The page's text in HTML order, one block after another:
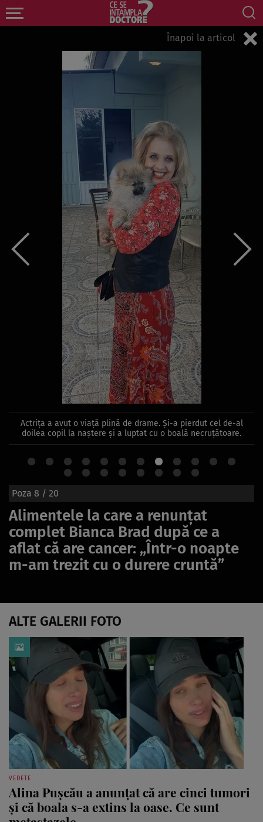
Înapoi la articol
Actrița a avut o viață plină de drame. Și-a pierdut cel de-al
doilea copil la naștere și a luptat cu o boală necruțătoare.
Poza 8 / 20
Alimentele la care a renunțat
complet Bianca Brad după ce a
aflat că are cancer: „Într-o noapte
m-am trezit cu o durere cruntă”
ALTE GALERII FOTO
VEDETE
Alina Pușcău a anunțat că are cinci tumori
și că boala s-a extins la oase. Ce sunt